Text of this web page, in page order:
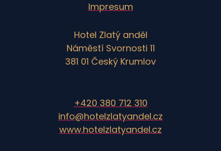
Impresum
Hotel Zlatý anděl
Náměstí Svornosti 11
381 01 Český Krumlov
+420 380 712 310
info@hotelzlatyandel.cz
www.hotelzlatyandel.cz